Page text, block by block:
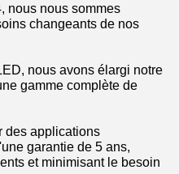
nous nous sommes
changeants de nos
nous avons élargi notre
gamme complète de
des applications
garantie de 5 ans,
et minimisant le besoin